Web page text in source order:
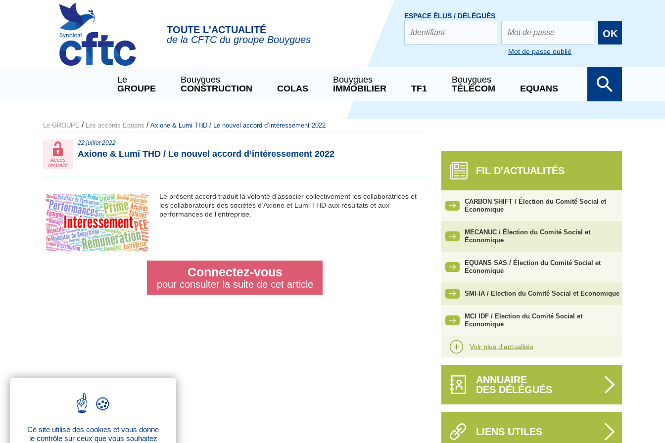
TOUTE L'ACTUALITÉ
de la CFTC du groupe Bouygues
ESPACE ÉLUS / DÉLÉGUÉS
OK
Mot de passe oublié
Le
GROUPE
Bouygues
CONSTRUCTION
COLAS
Bouygues
IMMOBILIER
TF1
Bouygues
TÉLÉCOM
EQUANS
Le GROUPE / Les accords Equans / Axione & Lumi THD / Le nouvel accord d’intéressement 2022
Accès
restreint
22 juillet 2022
Axione & Lumi THD / Le nouvel accord d’intéressement 2022
Le présent accord traduit la volonté d’associer collectivement les collaboratrices et
les collaborateurs des sociétés d’Axione et Lumi THD aux résultats et aux
performances de l’entreprise.
Connectez-vous
pour consulter la suite de cet article
FIL D'ACTUALITÉS
CARBON SHIFT / Élection du Comité Social et
Économique
MECANUC / Élection du Comité Social et
Économique
EQUANS SAS / Élection du Comité Social et
Économique
SMI-IA / Election du Comité Social et Economique
MCI IDF / Election du Comité Social et
Economique
Voir plus d'actualités
ANNUAIRE
DES DÉLÉGUÉS
LIENS UTILES
Panneau de gestion des cookies
Ce site utilise des cookies et vous donne
le contrôle sur ceux que vous souhaitez